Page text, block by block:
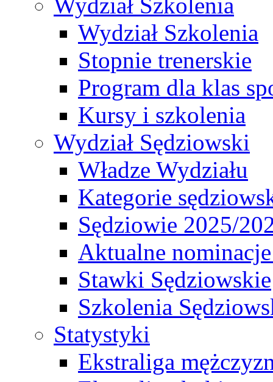
Wydział Szkolenia
Stopnie trenerskie
Program dla klas
Kursy i szkolenia
Wydział Sędziowski
Władze Wydziału
Kategorie
Sędziowie 2025/
Aktualne
Stawki Sędziowskie
Szkolenia
Statystyki
Ekstraliga